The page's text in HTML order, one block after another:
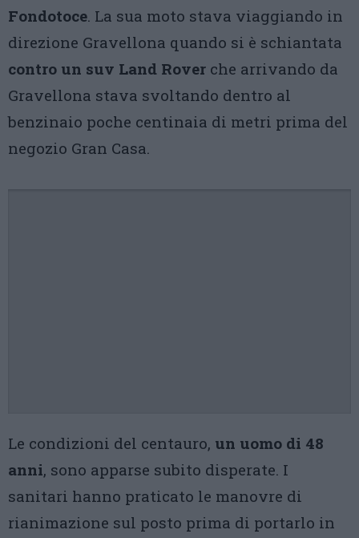
Fondotoce. La sua moto stava viaggiando in
direzione Gravellona quando si è schiantata
contro un suv Land Rover che arrivando da
Gravellona stava svoltando dentro al
benzinaio poche centinaia di metri prima del
negozio Gran Casa.
Le condizioni del centauro, un uomo di 48
anni, sono apparse subito disperate. I
sanitari hanno praticato le manovre di
rianimazione sul posto prima di portarlo in